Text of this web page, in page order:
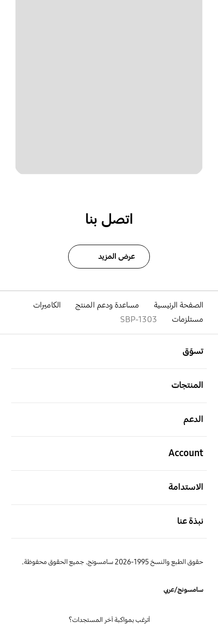
اتصل بنا
عرض المزيد
الصفحة الرئيسية مساعدة ودعم المنتج
الكاميرات
مستلزمات
SBP-1303
تسوّق
المنتجات
الدعم
Account
الاستدامة
نبذة عنا
حقوق الطبع والنسخ 1995-2026 سامسونج. جميع الحقوق محفوظة.
سامسونج/عربي
أترغب بمواكبة آخر المستجدات؟